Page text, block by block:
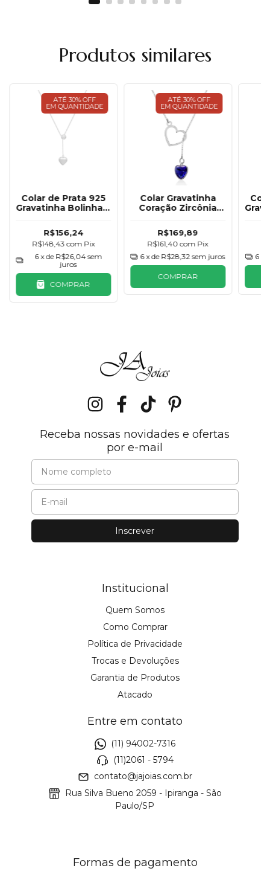
Produtos similares
ATÉ 30% OFF
EM QUANTIDADE
Colar de Prata 925
Gravatinha Bolinha e
R$156,24
R$148,43com Pix
6 x de R$26,04 sem
juros
COMPRAR
ATÉ 30% OFF
EM QUANTIDADE
Colar Gravatinha
Coração Zircônia
R$169,89
R$161,40com Pix
6 x de R$28,32 sem juros
COMPRAR
6
Receba nossas novidades e ofertas
por e-mail
Institucional
Quem Somos
Como Comprar
Política de Privacidade
Trocas e Devoluções
Garantia de Produtos
Atacado
Entre em contato
(11) 94002-7316
(11)2061 - 5794
contato@jajoias.com.br
Rua Silva Bueno 2059 - Ipiranga - São
Paulo/SP
Formas de pagamento